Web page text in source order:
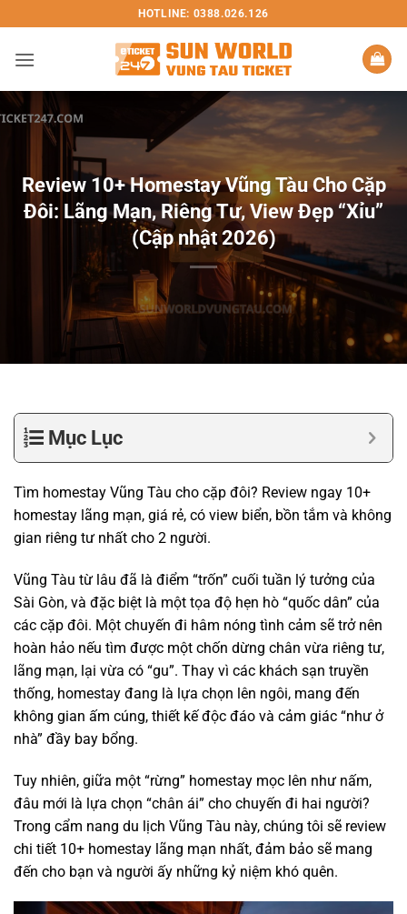
qua
nội
HOTLINE: 0388.026.126
Review 10+ Homestay Vũng Tàu Cho Cặp
Đôi: Lãng Mạn, Riêng Tư, View Đẹp “Xỉu”
(Cập nhật 2026)
Mục Lục
Tìm homestay Vũng Tàu cho cặp đôi? Review ngay 10+
homestay lãng mạn, giá rẻ, có view biển, bồn tắm và không
gian riêng tư nhất cho 2 người.
Vũng Tàu từ lâu đã là điểm “trốn” cuối tuần lý tưởng của
Sài Gòn, và đặc biệt là một tọa độ hẹn hò “quốc dân” của
các cặp đôi. Một chuyến đi hâm nóng tình cảm sẽ trở nên
hoàn hảo nếu tìm được một chốn dừng chân vừa riêng tư,
lãng mạn, lại vừa có “gu”. Thay vì các khách sạn truyền
thống, homestay đang là lựa chọn lên ngôi, mang đến
không gian ấm cúng, thiết kế độc đáo và cảm giác “như ở
nhà” đầy bay bổng.
Tuy nhiên, giữa một “rừng” homestay mọc lên như nấm,
đâu mới là lựa chọn “chân ái” cho chuyến đi hai người?
Trong cẩm nang du lịch Vũng Tàu này, chúng tôi sẽ review
chi tiết 10+ homestay lãng mạn nhất, đảm bảo sẽ mang
đến cho bạn và người ấy những kỷ niệm khó quên.